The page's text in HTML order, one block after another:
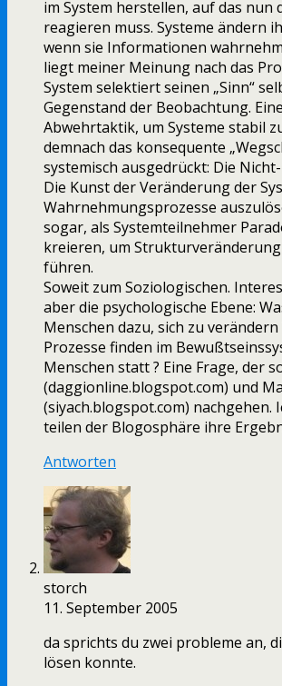
im System herstellen, auf das nun
reagieren muss. Systeme ändern
wenn sie Informationen
liegt meiner Meinung nach das
System selektiert seinen „Sinn“
Gegenstand der Beobachtung.
Abwehrtaktik, um Systeme stabil
demnach das konsequente
systemisch ausgedrückt: Die
Die Kunst der Veränderung der
Wahrnehmungsprozesse
sogar, als Systemteilnehmer
kreieren, um
führen.
Soweit zum Soziologischen.
aber die psychologische Ebene:
Menschen dazu, sich zu verändern
Prozesse finden im
Menschen statt ? Eine Frage, der
(daggionline.blogspot.com) und
(siyach.blogspot.com) nachgehen.
teilen der Blogosphäre ihre
Antworten
storch
11. September 2005
da sprichts du zwei probleme an,
lösen konnte.